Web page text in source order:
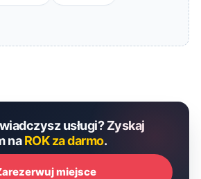
usługi? Zyskaj
naROK za darmo.
miejsce